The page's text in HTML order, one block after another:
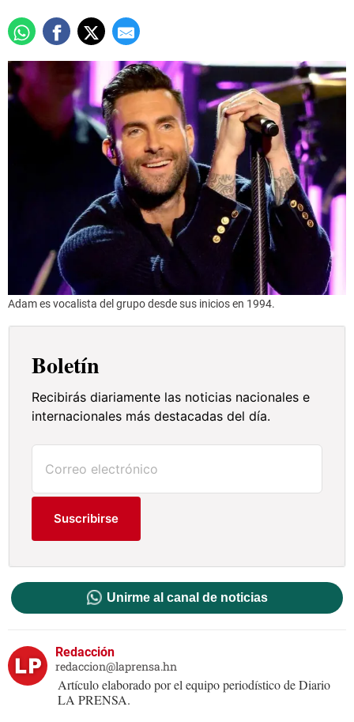
Adam es vocalista del grupo desde sus inicios en 1994.
Boletín
Recibirás diariamente las noticias nacionales e
internacionales más destacadas del día.
Suscribirse
Unirme al canal de noticias
Redacción
redaccion@laprensa.hn
Artículo elaborado por el equipo periodístico de Diario
LA PRENSA.